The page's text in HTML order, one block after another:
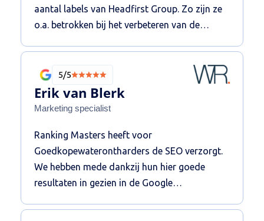
aantal labels van Headfirst Group. Zo zijn ze
o.a. betrokken bij het verbeteren van de
communicatie resulteert in een fijne
samenwerking. We zijn blij met de proactieve,
strategische betrokkenheid vanuit
5/5
Erik van Blerk
Marketing specialist
Ranking Masters heeft voor
Goedkopewaterontharders de SEO verzorgt.
We hebben mede dankzij hun hier goede
resultaten in gezien in de Google